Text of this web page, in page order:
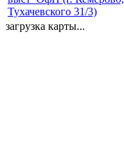
Тухачевского 31/3)
загрузка карты...